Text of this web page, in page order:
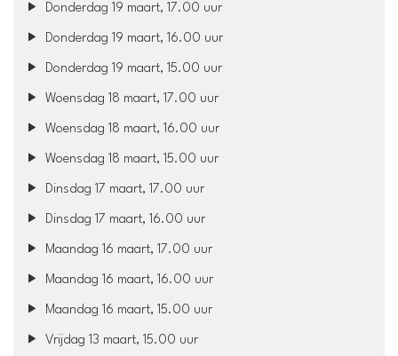
Donderdag 19 maart, 17.00 uur
Donderdag 19 maart, 16.00 uur
Donderdag 19 maart, 15.00 uur
Woensdag 18 maart, 17.00 uur
Woensdag 18 maart, 16.00 uur
Woensdag 18 maart, 15.00 uur
Dinsdag 17 maart, 17.00 uur
Dinsdag 17 maart, 16.00 uur
Maandag 16 maart, 17.00 uur
Maandag 16 maart, 16.00 uur
Maandag 16 maart, 15.00 uur
Vrijdag 13 maart, 15.00 uur